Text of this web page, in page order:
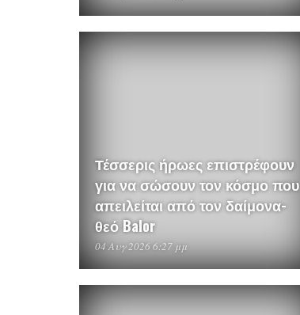
Τέσσερις ήρωες επιστρέφουν
για να σώσουν τον κόσμο που
απειλείται από τον δαίμονα-
θεό Balor
04 Αυγ 2026 6:27 μμ